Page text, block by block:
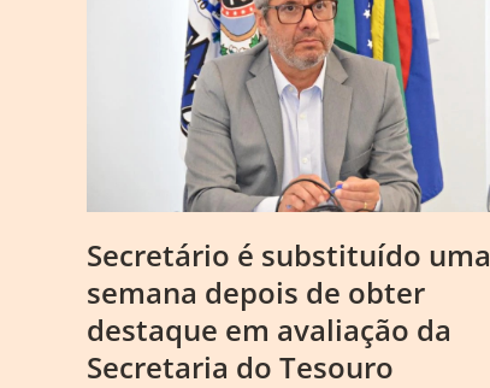
Secretário é substituído uma
semana depois de obter
destaque em avaliação da
Secretaria do Tesouro